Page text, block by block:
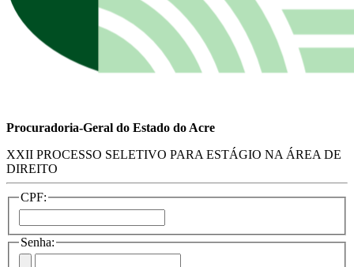
Procuradoria-Geral do Estado do Acre
XXII PROCESSO SELETIVO PARA ESTÁGIO NA ÁREA DE
DIREITO
CPF:
Senha: